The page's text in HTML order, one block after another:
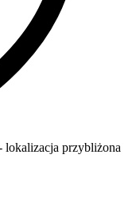
lokalizacja przybliżona